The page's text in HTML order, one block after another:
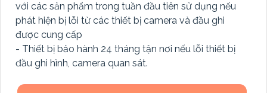
với các sản phẩm trong tuần đầu tiên sử dụng nếu
phát hiện bị lỗi từ các thiết bị camera và đầu ghi
được cung cấp
- Thiết bị bảo hành 24 tháng tận nơi nếu lỗi thiết bị
đầu ghi hình, camera quan sát.